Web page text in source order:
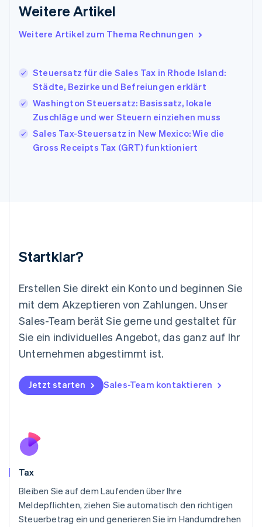
Weitere Artikel
Weitere Artikel zum Thema Rechnungen
Steuersatz für die Sales Tax in Rhode Island:
Städte, Bezirke und Befreiungen erklärt
Washington Steuersatz: Basissatz, lokale
Zuschläge und wer Steuern einziehen muss
Sales Tax-Steuersatz in New Mexico: Wie die
Gross Receipts Tax (GRT) funktioniert
Startklar?
Erstellen Sie direkt ein Konto und beginnen Sie
mit dem Akzeptieren von Zahlungen. Unser
Sales-Team berät Sie gerne und gestaltet für
Sie ein individuelles Angebot, das ganz auf Ihr
Unternehmen abgestimmt ist.
Jetzt starten Sales-Team kontaktieren
Tax
Bleiben Sie auf dem Laufenden über Ihre
Meldepflichten, ziehen Sie automatisch den richtigen
Steuerbetrag ein und generieren Sie im Handumdrehen
Indien
Irland
ItalianoEnglish
Japan
Kanada
EnglishFrançais
Kroatien
English Italiano
English简体中文
English
Mexiko
Español English
Neuseeland
English
NederlandsEnglish
English
Österreich
Portugal
Português
Schweden
Schweiz
DeutschFrançaisItalianoEnglish